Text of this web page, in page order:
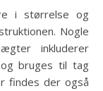
i størrelse og
Nogle
inkluderer
bruges til tag
findes der også